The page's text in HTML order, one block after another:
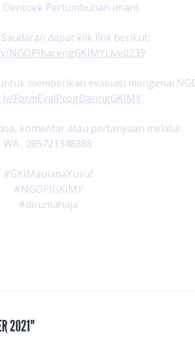
Oentoek Pertumbuhan Iman)
i dapat klik link berikut:
NGOPIbarengGKIMYLive0239
memberikan evaluasi mengenai
FormEvalProgDaringGKIMY
komentar atau pertanyaan melalui :
WA : 085721348888
#GKIMaulanaYusuf
#NGOPIGKIMY
#dirumahaja
2021"